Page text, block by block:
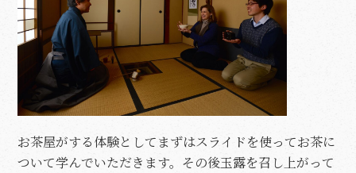
お茶屋がする体験としてまずはスライドを使ってお茶に
ついて学んでいただきます。その後玉露を召し上がって